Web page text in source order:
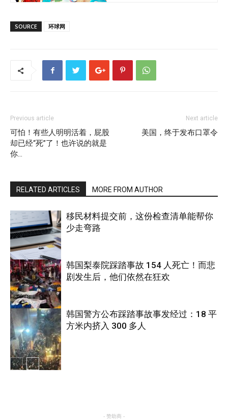
SOURCE 环球网
Previous article
可怕！有些人明明活着，屁股
却已经“死”了！也许说的就是
你…
Next article
美国，终于发布口罩令
RELATED ARTICLES MORE FROM AUTHOR
国际
移民材料提交前，这份检查清单能帮你
少走弯路
国际
韩国梨泰院踩踏事故 154 人死亡！而悲
剧发生后，他们依然在狂欢
韩国警方公布踩踏事故事发经过：18 平
方米内挤入 300 多人
- 赞助商 -